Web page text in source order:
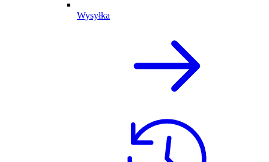
Wysyłka